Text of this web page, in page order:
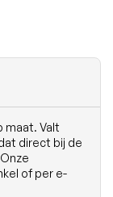
maat. Valt
direct bij de
of per e-